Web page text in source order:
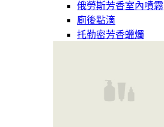
俄勞斯芳香室內噴霧
廁後點滴
托勒密芳香蠟燭